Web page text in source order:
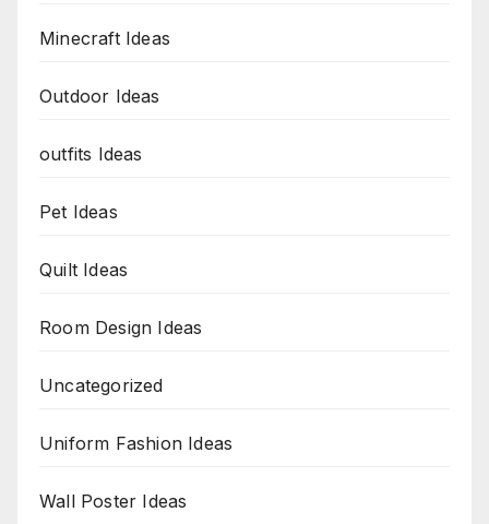
Minecraft Ideas
Outdoor Ideas
outfits Ideas
Pet Ideas
Quilt Ideas
Room Design Ideas
Uncategorized
Uniform Fashion Ideas
Wall Poster Ideas